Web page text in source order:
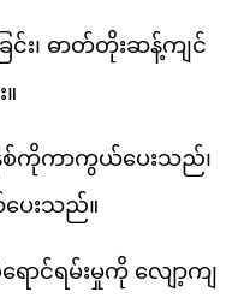
င်း၊ ဓာတ်တိုးဆန့်ကျင်
စ်ကိုကာကွယ်ပေးသည်၊
ပေးသည်။
ောင်ရမ်းမှုကို လျော့ကျ